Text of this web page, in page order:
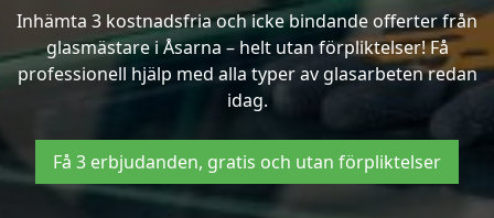
Inhämta 3 kostnadsfria och icke bindande offerter från
glasmästare i Åsarna – helt utan förpliktelser! Få
professionell hjälp med alla typer av glasarbeten redan
idag.
Få 3 erbjudanden, gratis och utan förpliktelser